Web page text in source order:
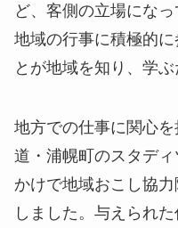
ど、客側の立場にな
地域の行事に積極的
とが地域を知り、学ぶ
地方での仕事に関心
道・浦幌町のスタデ
かけで地域おこし協
しました。与えられ